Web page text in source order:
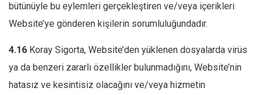
bütünüyle bu eylemleri gerçekleştiren ve/veya içerikleri
Website’ye gönderen kişilerin sorumluluğundadır.
4.16 Koray Sigorta, Website’den yüklenen dosyalarda virüs
ya da benzeri zararlı özellikler bulunmadığını, Website’nin
hatasız ve kesintisiz olacağını ve/veya hizmetin